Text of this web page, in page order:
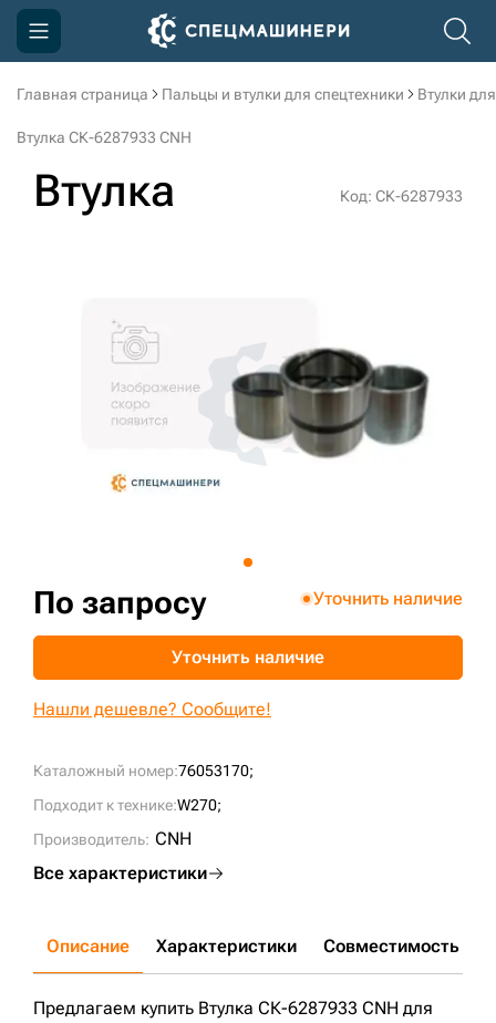
Главная страница Пальцы и втулки для спецтехники Втулки
Втулка СК-6287933 CNH
Втулка Код: СК-6287933
Каталожный номер:76053170;
Подходит к технике:W270;
Производитель: CNH
Все характеристики
По запросу Уточнить наличие
Уточнить наличие
Нашли дешевле? Сообщите!
Описание Характеристики Совместимость
Предлагаем купить Втулка СК-6287933 CNH для
Компания
Доставка и оплата
3D тур по производству
3D тур по складам
sksale@skdst.ru